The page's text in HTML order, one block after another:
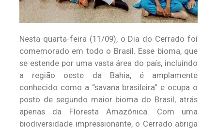
Nesta quarta-feira (11/09), o Dia do Cerrado foi
comemorado em todo o Brasil. Esse bioma, que
se estende por uma vasta área do país, incluindo
a região oeste da Bahia, é amplamente
conhecido como a “savana brasileira” e ocupa o
posto de segundo maior bioma do Brasil, atrás
apenas da Floresta Amazônica. Com uma
biodiversidade impressionante, o Cerrado abriga